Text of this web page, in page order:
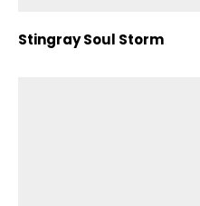
Stingray Soul Storm